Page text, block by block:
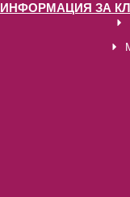
ИНФОРМАЦИЯ ЗА